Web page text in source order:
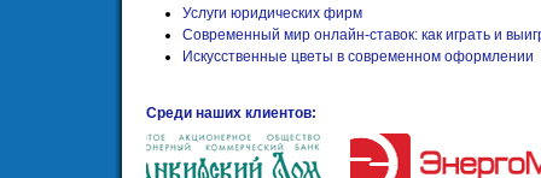
Услуги юридических фирм
Современный мир онлайн-ставок: как играть и
Искусственные цветы в современном оформлении
Среди наших клиентов: